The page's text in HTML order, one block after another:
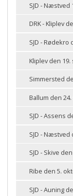
SJD - Næstved
DRK - Kliplev
SJD -
Kliplev den
Simmersted
Ballum den
SJD - Assens
SJD - Næstved
SJD - Skive
Ribe den 5.
SJD - Auning